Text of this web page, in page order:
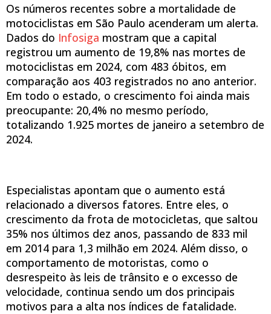
Os números recentes sobre a mortalidade de
motociclistas em São Paulo acenderam um alerta.
Dados do Infosiga mostram que a capital
registrou um aumento de 19,8% nas mortes de
motociclistas em 2024, com 483 óbitos, em
comparação aos 403 registrados no ano anterior.
Em todo o estado, o crescimento foi ainda mais
preocupante: 20,4% no mesmo período,
totalizando 1.925 mortes de janeiro a setembro de
2024.
Especialistas apontam que o aumento está
relacionado a diversos fatores. Entre eles, o
crescimento da frota de motocicletas, que saltou
35% nos últimos dez anos, passando de 833 mil
em 2014 para 1,3 milhão em 2024. Além disso, o
comportamento de motoristas, como o
desrespeito às leis de trânsito e o excesso de
velocidade, continua sendo um dos principais
motivos para a alta nos índices de fatalidade.